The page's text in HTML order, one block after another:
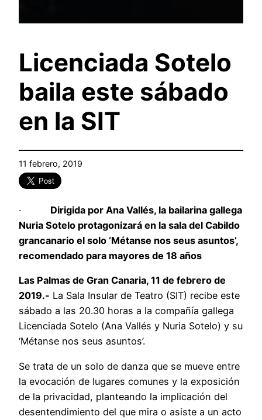
Licenciada Sotelo
baila este sábado
en la SIT
11 febrero, 2019
· Dirigida por Ana Vallés, la bailarina gallega
Nuria Sotelo protagonizará en la sala del Cabildo
grancanario el solo ‘Métanse nos seus asuntos’,
recomendado para mayores de 18 años
Las Palmas de Gran Canaria, 11 de febrero de
2019.- La Sala Insular de Teatro (SIT) recibe este
sábado a las 20.30 horas a la compañía gallega
Licenciada Sotelo (Ana Vallés y Nuria Sotelo) y su
‘Métanse nos seus asuntos’.
Se trata de un solo de danza que se mueve entre
la evocación de lugares comunes y la exposición
de la privacidad, planteando la implicación del
desentendimiento del que mira o asiste a un acto